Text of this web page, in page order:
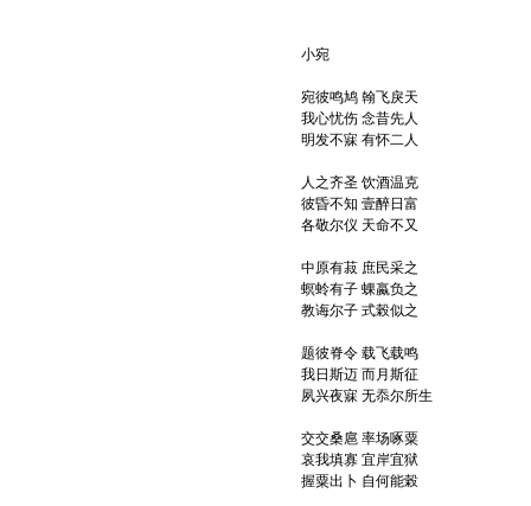
小宛
宛彼鸣鸠 翰飞戾天
我心忧伤 念昔先人
明发不寐 有怀二人
人之齐圣 饮酒温克
彼昏不知 壹醉日富
各敬尔仪 天命不又
中原有菽 庶民采之
螟蛉有子 蜾蠃负之
教诲尔子 式榖似之
题彼脊令 载飞载鸣
我日斯迈 而月斯征
夙兴夜寐 无忝尔所生
交交桑扈 率场啄粟
哀我填寡 宜岸宜狱
握粟出卜 自何能榖